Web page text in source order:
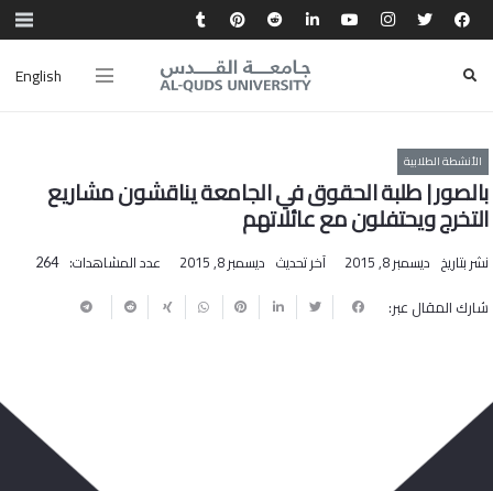
English
الأنشطة الطلابية
بالصور | طلبة الحقوق في الجامعة يناقشون مشاريع
التخرج ويحتفلون مع عائلاتهم
نشر بتاريخ ديسمبر 8, 2015 آخر تحديث ديسمبر 8, 2015 عدد المشاهدات: 264
شارك المقال عبر: